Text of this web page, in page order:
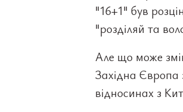
"16+1" був
"розділяй та
Але що може
Західна Європа
відносинах з